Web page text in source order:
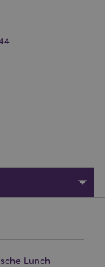
Lunch